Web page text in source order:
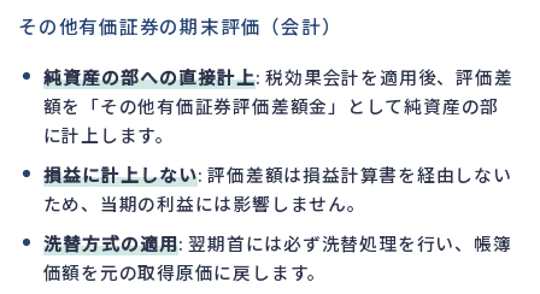
その他有価証券の期末評価（会計）
純資産の部への直接計上: 税効果会計を適用後、評価差
額を「その他有価証券評価差額金」として純資産の部
に計上します。
損益に計上しない: 評価差額は損益計算書を経由しない
ため、当期の利益には影響しません。
洗替方式の適用: 翌期首には必ず洗替処理を行い、帳簿
価額を元の取得原価に戻します。